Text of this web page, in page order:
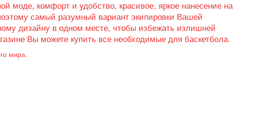
моде, комфорт и удобство, красивое, яркое нанесение на
самый разумный вариант экипировки Вашей
дизайну в одном месте, чтобы избежать излишней
Вы можете купить все необходимые для баскетбола.
мира.